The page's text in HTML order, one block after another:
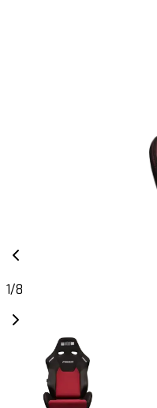
1/8